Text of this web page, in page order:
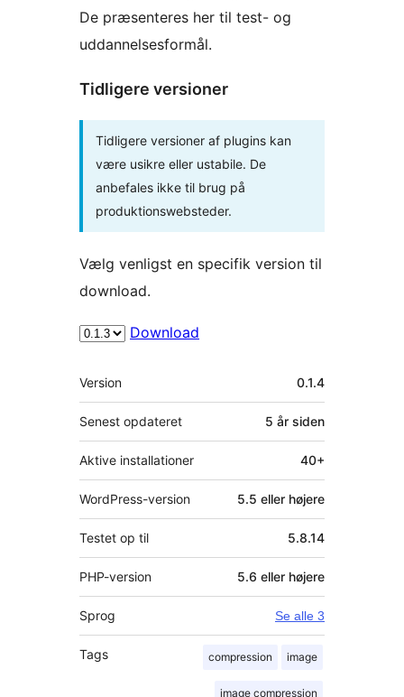
De præsenteres her til test- og
uddannelsesformål.
Tidligere versioner
Tidligere versioner af plugins kan
være usikre eller ustabile. De
anbefales ikke til brug på
produktionswebsteder.
Vælg venligst en specifik version til
download.
Download
Meta
Version 0.1.4
Senest opdateret 5 år siden
Aktive installationer 40+
WordPress-version 5.5 eller højere
Testet op til 5.8.14
PHP-version 5.6 eller højere
Sprog Se alle 3
Tags compression image
image compression